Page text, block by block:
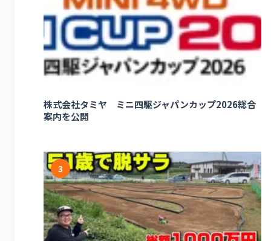
株式会社タミヤ ミニ四駆ジャパンカップ2026総合
案内を公開
3